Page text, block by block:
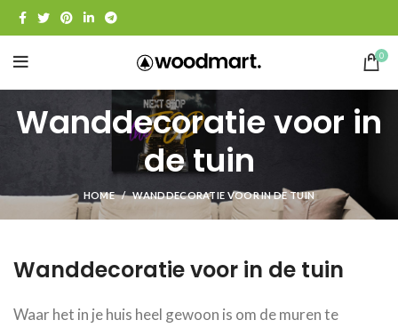
0
Wanddecoratie voor in
de tuin
HOME WANDDECORATIE VOOR IN DE TUIN
Wanddecoratie voor in de tuin
Waar het in je huis heel gewoon is om de muren te